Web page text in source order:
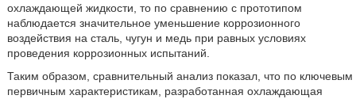
охлаждающей жидкости, то по сравнению с прототипом
наблюдается значительное уменьшение коррозионного
воздействия на сталь, чугун и медь при равных условиях
проведения коррозионных испытаний.
Таким образом, сравнительный анализ показал, что по ключевым
первичным характеристикам, разработанная охлаждающая